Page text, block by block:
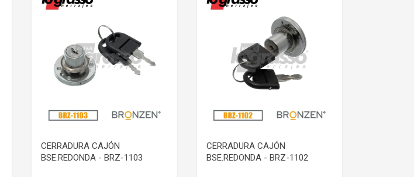
CERRADURA CAJÓN
BSE.REDONDA - BRZ-1103
VER DETALLE
CERRADURA CAJÓN
BSE.REDONDA - BRZ-1102
VER DETALLE